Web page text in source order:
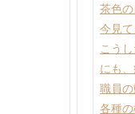
茶色
今見
こう
にも
職員
各種